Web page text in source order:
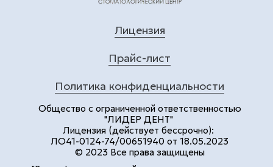
Лицензия
Прайс-лист
Политика конфиденциальности
Общество с ограниченной ответственностью
"ЛИДЕР ДЕНТ"
Лицензия (действует бессрочно):
ЛО41-0124-74/00651940 от 18.05.2023
© 2023 Все права защищены